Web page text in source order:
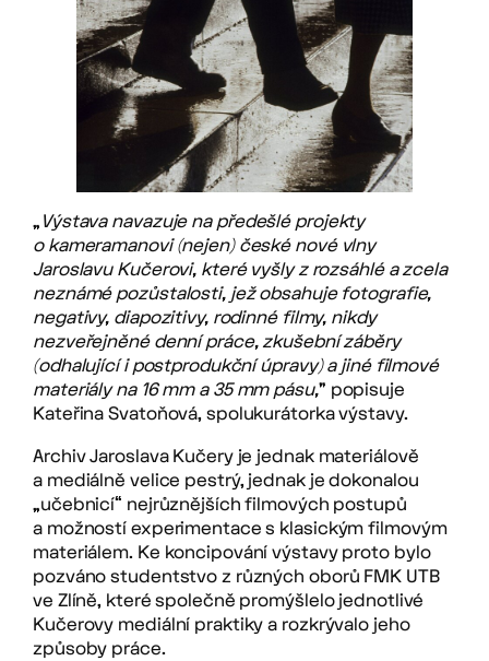
„Výstava navazuje na předešlé projekty
o kameramanovi (nejen) české nové vlny
Jaroslavu Kučerovi, které vyšly z rozsáhlé a zcela
neznámé pozůstalosti, jež obsahuje fotografie,
negativy, diapozitivy, rodinné filmy, nikdy
nezveřejněné denní práce, zkušební záběry
(odhalující i postprodukční úpravy) a jiné filmové
materiály na 16 mm a 35 mm pásu,” popisuje
Kateřina Svatoňová, spolukurátorka výstavy.
Archiv Jaroslava Kučery je jednak materiálově
a mediálně velice pestrý, jednak je dokonalou
„učebnicí“ nejrůznějších filmových postupů
a možností experimentace s klasickým filmovým
materiálem. Ke koncipování výstavy proto bylo
pozváno studentstvo z různých oborů FMK UTB
ve Zlíně, které společně promýšlelo jednotlivé
Kučerovy mediální praktiky a rozkrývalo jeho
způsoby práce.